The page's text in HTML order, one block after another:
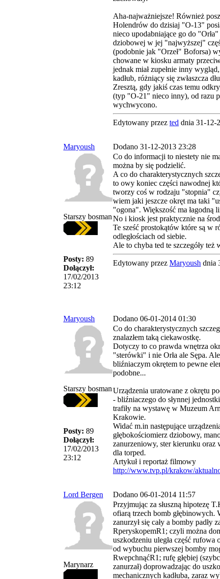
Aha-najważniejsze! Również
Holendrów do dzisiaj "O-13"
nieco upodabniające go do "Orła"
dziobowej w jej "najwyższej"
(podobnie jak "Orzeł" Boforsa)
chowane w kiosku armaty
jednak miał zupełnie inny
kadłub, różniący się zwłaszcza
Zresztą, gdy jakiś czas temu
(typ "O-21" nieco inny), od razu
wychwycono.
Edytowany przez ted dnia 31-12-
Maryoush Dodano 31-12-2013 23:28
Starszy bosman
Posty: 89
Dołączył:
17/02/2013
23:12
Co do informacji to niestety nie
można by się podzielić.
A co do charakterystycznych
to owy koniec części nawodnej
tworzy coś w rodzaju "stopnia"
wiem jaki jeszcze okręt ma taki
"ogona". Większość ma łagodną
No i kiosk jest praktycznie na
Te sześć prostokątów które są w
odległościach od siebie.
Ale to chyba ted te szczegóły też
Edytowany przez Maryoush dnia
Maryoush Dodano 06-01-2014 01:30
Starszy bosman
Posty: 89
Dołączył:
17/02/2013
23:12
Co do charakterystycznych
znalazłem taką ciekawostkę.
Dotyczy to co prawda wnętrza
"sterówki" i nie Orła ale Sępa.
bliźniaczym okrętem to pewne
podobne...
Urządzenia uratowane z okrętu
- bliźniaczego do słynnej
trafiły na wystawę w Muzeum
Krakowie.
Widać m.in następujące
głębokościomierz dziobowy,
zanurzeniowy, ster kierunku oraz
dla torped.
Artykuł i reportaż filmowy
http://www.tvp.pl/krakow/
Lord Bergen Dodano 06-01-2014 11:57
Marynarz
Przyjmując za słuszną hipotezę
ofiarą trzech bomb głębinowych.
zanurzył się cały a bomby padły
RperyskopemR1; czyli można
uszkodzeniu uległa część rufowa
od wybuchu pierwszej bomby
RwepchnąćR1; rufę głębiej
zanurzał) doprowadzając do
mechanicznych kadłuba, zaraz